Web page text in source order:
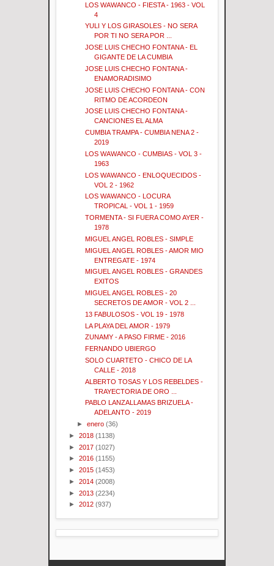
LOS WAWANCO - FIESTA - 1963 - VOL
4
YULI Y LOS GIRASOLES - NO SERA
POR TI NO SERA POR ...
JOSE LUIS CHECHO FONTANA - EL
GIGANTE DE LA CUMBIA
JOSE LUIS CHECHO FONTANA -
ENAMORADISIMO
JOSE LUIS CHECHO FONTANA - CON
RITMO DE ACORDEON
JOSE LUIS CHECHO FONTANA -
CANCIONES EL ALMA
CUMBIA TRAMPA - CUMBIA NENA 2 -
2019
LOS WAWANCO - CUMBIAS - VOL 3 -
1963
LOS WAWANCO - ENLOQUECIDOS -
VOL 2 - 1962
LOS WAWANCO - LOCURA
TROPICAL - VOL 1 - 1959
TORMENTA - SI FUERA COMO AYER -
1978
MIGUEL ANGEL ROBLES - SIMPLE
MIGUEL ANGEL ROBLES - AMOR MIO
ENTREGATE - 1974
MIGUEL ANGEL ROBLES - GRANDES
EXITOS
MIGUEL ANGEL ROBLES - 20
SECRETOS DE AMOR - VOL 2 ...
13 FABULOSOS - VOL 19 - 1978
LA PLAYA DEL AMOR - 1979
ZUNAMY - A PASO FIRME - 2016
FERNANDO UBIERGO
SOLO CUARTETO - CHICO DE LA
CALLE - 2018
ALBERTO TOSAS Y LOS REBELDES -
TRAYECTORIA DE ORO ...
PABLO LANZALLAMAS BRIZUELA -
ADELANTO - 2019
►enero (36)
► 2018 (1138)
► 2017 (1027)
► 2016 (1155)
► 2015 (1453)
► 2014 (2008)
► 2013 (2234)
► 2012 (937)